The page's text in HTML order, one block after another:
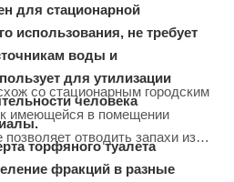
для стационарной
использования, не требует
воды и
для утилизации
человека
торфяного туалета
фракций в разные
со стационарным городским
имеющейся в помещении
отводить запахи из